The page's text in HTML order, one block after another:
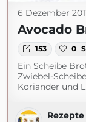
6 Dezember
Avocado
153 0
Ein Scheibe
Zwiebel-
Koriander und